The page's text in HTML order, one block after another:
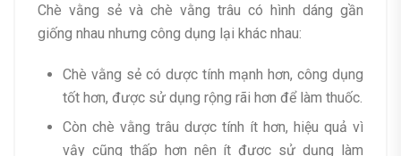
Chè vằng sẻ và chè vằng trâu có hình dáng gần
giống nhau nhưng công dụng lại khác nhau:
Chè vằng sẻ có dược tính mạnh hơn, công dụng
tốt hơn, được sử dụng rộng rãi hơn để làm thuốc.
Còn chè vằng trâu dược tính ít hơn, hiệu quả vì
vậy cũng thấp hơn nên ít được sử dụng làm